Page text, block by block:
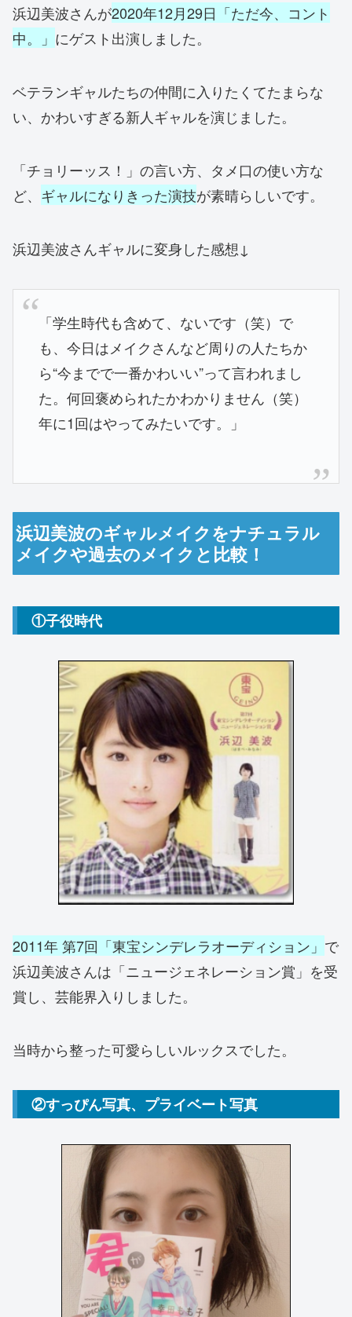
浜辺美波さんが2020年12月29日「ただ今、コント
中。」 にゲスト出演しました。
ベテランギャルたちの仲間に入りたくてたまらな
い、かわいすぎる新人ギャルを演じました。
「チョリーッス！」の言い方、タメ口の使い方な
ど、 ギャルになりきった演技が素晴らしいです。
浜辺美波さんギャルに変身した感想↓
「学生時代も含めて、ないです（笑）で
も、今日はメイクさんなど周りの人たちか
ら“今までで一番かわいい”って言われまし
た。何回褒められたかわかりません（笑）
年に1回はやってみたいです。」
浜辺美波のギャルメイクをナチュラル
メイクや過去のメイクと比較！
①子役時代
2011年 第7回「東宝シンデレラオーディション」 で
浜辺美波さんは「ニュージェネレーション賞」を受
賞し、芸能界入りしました。
当時から整った可愛らしいルックスでした。
②すっぴん写真、プライベート写真